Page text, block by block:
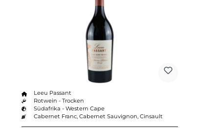
Leeu Passant
Rotwein - Trocken
Südafrika - Western Cape
Cabernet Franc, Cabernet Sauvignon, Cinsault